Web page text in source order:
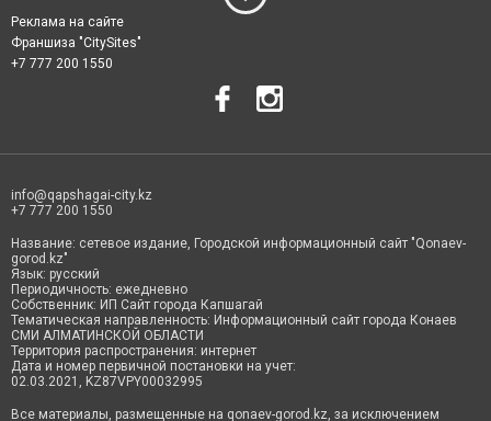
Реклама на сайте
Франшиза "CitySites"
+7 777 200 1550
info@qapshagai-city.kz
+7 777 200 1550
Название: сетевое издание, Городской информационный сайт "Qonaev-
gorod.kz"
Язык: русский
Периодичность: ежедневно
Собственник: ИП Сайт города Капшагай
Тематическая направленность: Информационный сайт города Конаев
СМИ АЛМАТИНСКОЙ ОБЛАСТИ
Территория распространения: интернет
Дата и номер первичной постановки на учет:
02.03.2021, KZ87VPY00032995
Все материалы, размещенные на qonaev-gorod.kz, за исключением